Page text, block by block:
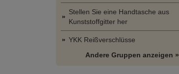
Stellen Sie eine Handtasche aus
Kunststoffgitter her
YKK Reißverschlüsse
Andere Gruppen anzeigen »